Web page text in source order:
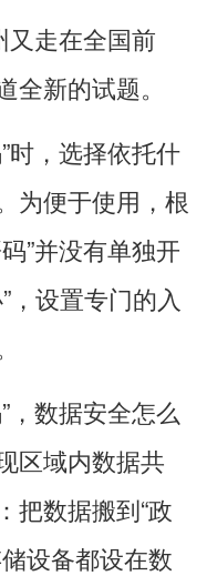
走在全国前
新的试题。
，选择依托什
为便于使用，根
”并没有单独开
，设置专门的入
数据安全怎么
区域内数据共
把数据搬到“政
设备都设在数